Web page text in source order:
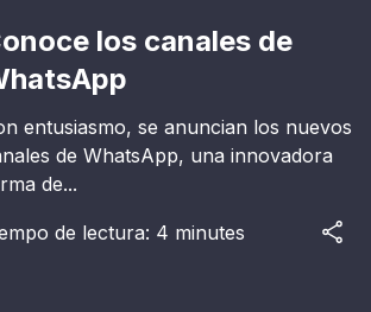
los canales de
entusiasmo, se anuncian los nuevos
de WhatsApp, una innovadora
de...
de lectura: 4 minutes